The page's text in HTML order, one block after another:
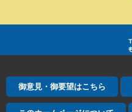
御意見・御要望はこちら